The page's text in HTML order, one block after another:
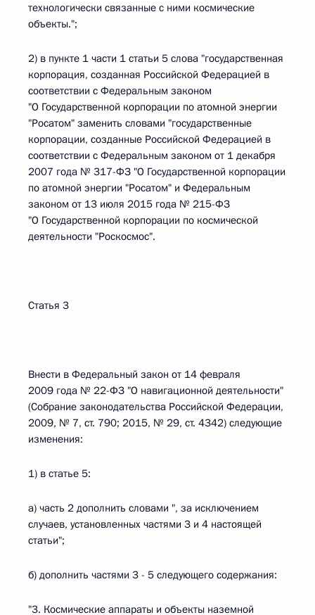
технологически связанные с ними космические
объекты.";
2) в пункте 1 части 1 статьи 5 слова "государственная
корпорация, созданная Российской Федерацией в
соответствии с Федеральным законом
"О Государственной корпорации по атомной энергии
"Росатом" заменить словами "государственные
корпорации, созданные Российской Федерацией в
соответствии с Федеральным законом от 1 декабря
2007 года № 317-ФЗ "О Государственной корпорации
по атомной энергии "Росатом" и Федеральным
законом от 13 июля 2015 года № 215-ФЗ
"О Государственной корпорации по космической
деятельности "Роскосмос".
Статья 3
Внести в Федеральный закон от 14 февраля
2009 года № 22-ФЗ "О навигационной деятельности"
(Собрание законодательства Российской Федерации,
2009, № 7, ст. 790; 2015, № 29, ст. 4342) следующие
изменения:
1) в статье 5:
а) часть 2 дополнить словами ", за исключением
случаев, установленных частями 3 и 4 настоящей
статьи";
б) дополнить частями 3 - 5 следующего содержания:
"3. Космические аппараты и объекты наземной